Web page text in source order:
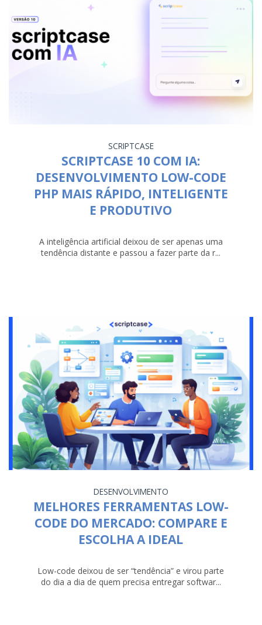
SCRIPTCASE
SCRIPTCASE 10 COM IA:
DESENVOLVIMENTO LOW-CODE
PHP MAIS RÁPIDO, INTELIGENTE
E PRODUTIVO
A inteligência artificial deixou de ser apenas uma
tendência distante e passou a fazer parte da r...
DESENVOLVIMENTO
MELHORES FERRAMENTAS LOW-
CODE DO MERCADO: COMPARE E
ESCOLHA A IDEAL
Low-code deixou de ser “tendência” e virou parte
do dia a dia de quem precisa entregar softwar...